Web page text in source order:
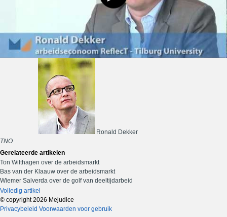
Ronald Dekker
TNO
Gerelateerde artikelen
Ton Wilthagen over de arbeidsmarkt
Bas van der Klaauw over de arbeidsmarkt
Wiemer Salverda over de golf van deeltijdarbeid
Volledig artikel
© copyright 2026 Mejudice
Privacybeleid Voorwaarden voor gebruik